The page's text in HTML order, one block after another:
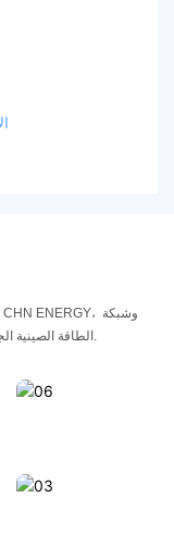
الطاقة الصينية الجنوبية، وما إلى ذلك. لدينا سمعة عالية على مستوى العالم.